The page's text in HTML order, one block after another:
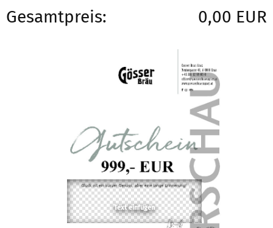
Gesamtpreis: 0,00 EUR